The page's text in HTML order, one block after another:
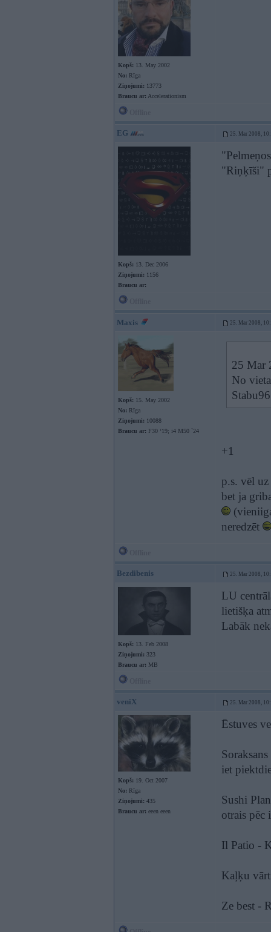
Kopš: 13. May 2002
No: Rīga
Ziņojumi: 13773
Braucu ar: Accelerationism
EG 25. Mar 2008,
Kopš: 13. Dec 2006
Ziņojumi: 1156
Braucu ar:
"Riņķīši"
Maxis 25. Mar 2008,
Kopš: 15. May 2002
No: Rīga
Ziņojumi: 10088
Braucu ar: F30 ‘19; i4 M50 `24
25 Mar
No
+1
p.s. vēl
bet ja
neredzēt
Bezdibenis 25. Mar 2008,
Kopš: 13. Feb 2008
Ziņojumi: 323
Braucu ar: MB
LU
lietišķa
Labāk
veniX 25. Mar 2008,
Kopš: 19. Oct 2007
No: Rīga
Ziņojumi: 435
Braucu ar: eeen eeen
Ēstuves
iet
Sushi
otrais pēc
Il Patio -
Kaļķu
Ze best -